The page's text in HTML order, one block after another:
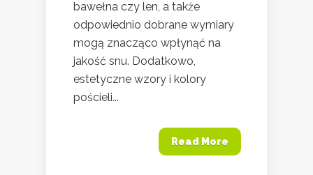
bawełna czy len, a także
odpowiednio dobrane wymiary
mogą znacząco wpłynąć na
jakość snu. Dodatkowo,
estetyczne wzory i kolory
pościeli...
Read More